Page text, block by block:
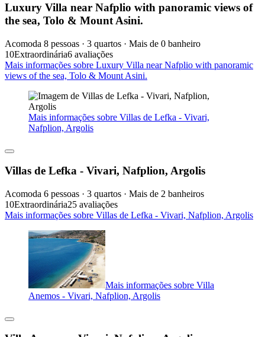
Luxury Villa near Nafplio with panoramic views of
the sea, Tolo & Mount Asini.
Acomoda 8 pessoas · 3 quartos · Mais de 0 banheiro
10Extraordinária6 avaliações
Mais informações sobre Luxury Villa near Nafplio with panoramic
views of the sea, Tolo & Mount Asini.
Mais informações sobre Villas de Lefka - Vivari,
Nafplion, Argolis
Villas de Lefka - Vivari, Nafplion, Argolis
Acomoda 6 pessoas · 3 quartos · Mais de 2 banheiros
10Extraordinária25 avaliações
Mais informações sobre Villas de Lefka - Vivari, Nafplion, Argolis
Mais informações sobre Villa
Anemos - Vivari, Nafplion, Argolis